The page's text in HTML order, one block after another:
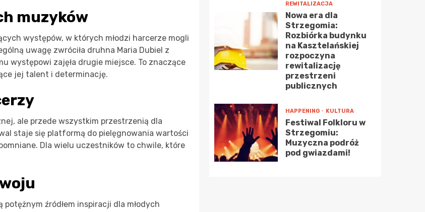
muzyków
występów, w których młodzi harcerze mogli
uwagę zwróciła druhna Maria Dubiel z
występowi zajęła drugie miejsce. To znaczące
jej talent i determinację.
ale przede wszystkim przestrzenią dla
staje się platformą do pielęgnowania wartości
Dla wielu uczestników to chwile, które
źródłem inspiracji dla młodych
REWITALIZACJA
Nowa era dla
Strzegomia:
Rozbiórka budynku
na Kasztelańskiej
rozpoczyna
rewitalizację
przestrzeni
publicznych
HAPPENING KULTURA
Festiwal Folkloru w
Strzegomiu:
Muzyczna podróż
pod gwiazdami!